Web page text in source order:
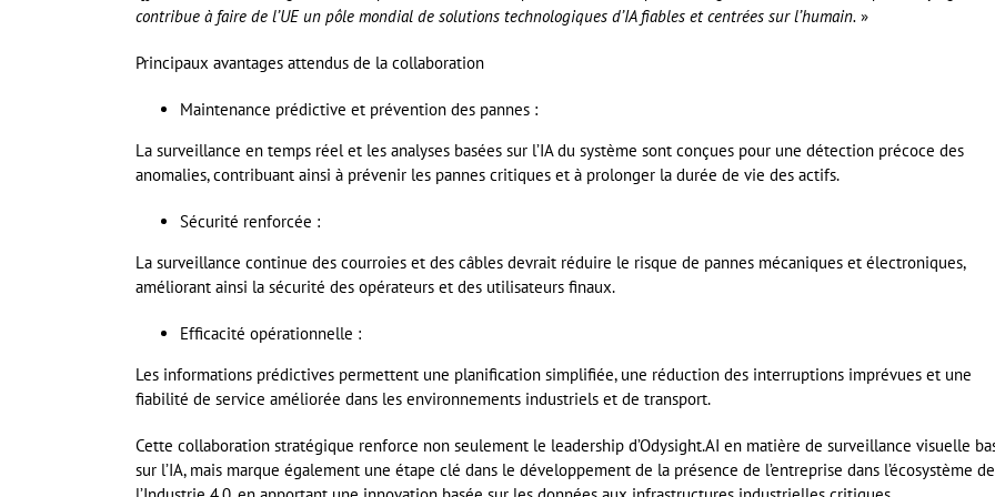
contribue à faire de l’UE un pôle mondial de solutions technologiques d’IA fiables et centrées sur l’humain. »
Principaux avantages attendus de la collaboration
Maintenance prédictive et prévention des pannes :
La surveillance en temps réel et les analyses basées sur l’IA du système sont conçues pour une détection précoce des
anomalies, contribuant ainsi à prévenir les pannes critiques et à prolonger la durée de vie des actifs.
Sécurité renforcée :
La surveillance continue des courroies et des câbles devrait réduire le risque de pannes mécaniques et électroniques,
améliorant ainsi la sécurité des opérateurs et des utilisateurs finaux.
Efficacité opérationnelle :
Les informations prédictives permettent une planification simplifiée, une réduction des interruptions imprévues et une
fiabilité de service améliorée dans les environnements industriels et de transport.
Cette collaboration stratégique renforce non seulement le leadership d’Odysight.AI en matière de surveillance visuelle
sur l’IA, mais marque également une étape clé dans le développement de la présence de l’entreprise dans l’écosystème de